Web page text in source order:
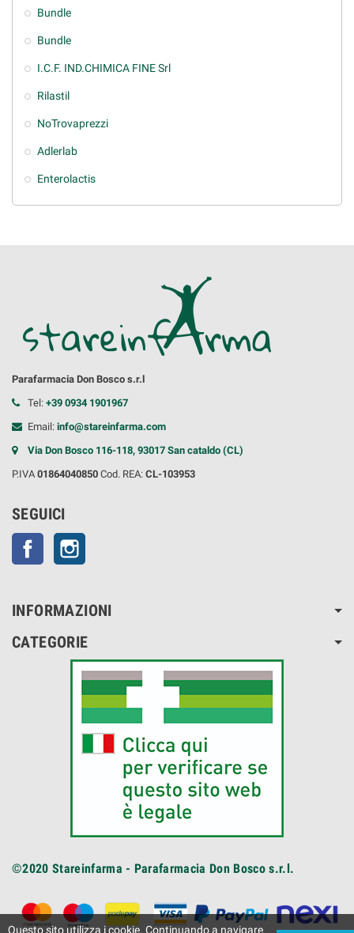
Bundle
Bundle
I.C.F. IND.CHIMICA FINE Srl
Rilastil
NoTrovaprezzi
Adlerlab
Enterolactis
Parafarmacia Don Bosco s.r.l
Tel: +39 0934 1901967
Email: info@stareinfarma.com
Via Don Bosco 116-118, 93017 San cataldo (CL)
P.IVA 01864040850 Cod. REA: CL-103953
SEGUICI
Facebook
INFORMAZIONI
CATEGORIE
©2020 Stareinfarma - Parafarmacia Don Bosco s.r.l.
Questo sito utilizza i cookie. Continuando a navigare